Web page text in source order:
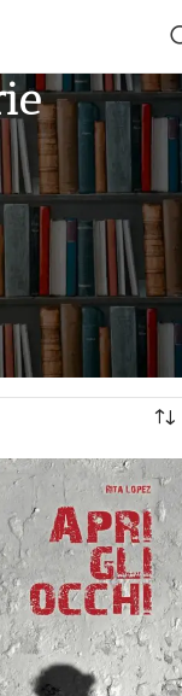
vicende umane
delle
con uno
tracce nel